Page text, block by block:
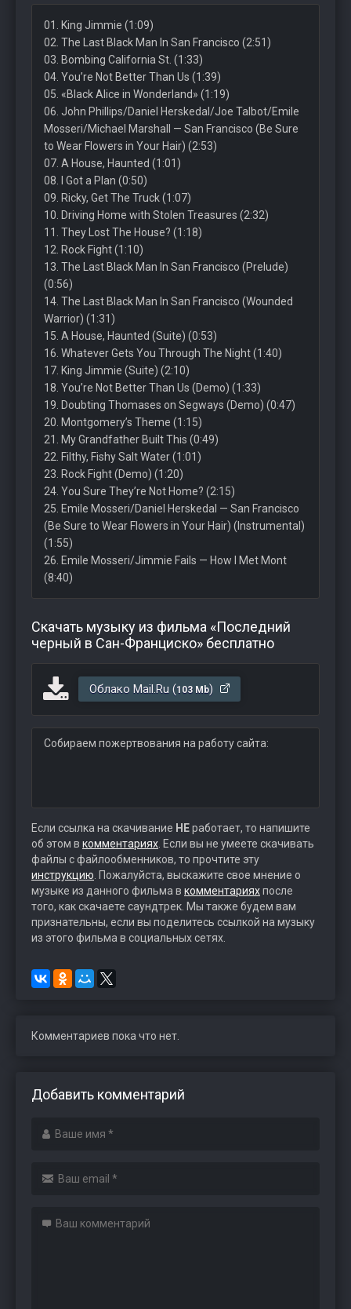
01. King Jimmie (1:09)
02. The Last Black Man In San Francisco (2:51)
03. Bombing California St. (1:33)
04. You’re Not Better Than Us (1:39)
05. «Black Alice in Wonderland» (1:19)
06. John Phillips/Daniel Herskedal/Joe Talbot/Emile
Mosseri/Michael Marshall — San Francisco (Be Sure
to Wear Flowers in Your Hair) (2:53)
07. A House, Haunted (1:01)
08. I Got a Plan (0:50)
09. Ricky, Get The Truck (1:07)
10. Driving Home with Stolen Treasures (2:32)
11. They Lost The House? (1:18)
12. Rock Fight (1:10)
13. The Last Black Man In San Francisco (Prelude)
(0:56)
14. The Last Black Man In San Francisco (Wounded
Warrior) (1:31)
15. A House, Haunted (Suite) (0:53)
16. Whatever Gets You Through The Night (1:40)
17. King Jimmie (Suite) (2:10)
18. You’re Not Better Than Us (Demo) (1:33)
19. Doubting Thomases on Segways (Demo) (0:47)
20. Montgomery’s Theme (1:15)
21. My Grandfather Built This (0:49)
22. Filthy, Fishy Salt Water (1:01)
23. Rock Fight (Demo) (1:20)
24. You Sure They’re Not Home? (2:15)
25. Emile Mosseri/Daniel Herskedal — San Francisco
(Be Sure to Wear Flowers in Your Hair) (Instrumental)
(1:55)
26. Emile Mosseri/Jimmie Fails — How I Met Mont
(8:40)
Скачать музыку из фильма «Последний
черный в Сан-Франциско» бесплатно
Облако Mail.Ru (103 Mb)
Собираем пожертвования на работу сайта:
Если ссылка на скачивание НЕработает, то напишите
об этом в комментариях . Если вы не умеете скачивать
файлы с файлообменников, то прочтите эту
инструкцию . Пожалуйста, выскажите свое мнение о
музыке из данного фильма в комментарияхпосле
того, как скачаете саундтрек. Мы также будем вам
признательны, если вы поделитесь ссылкой на музыку
из этого фильма в социальных сетях.
Комментариев пока что нет.
Добавить комментарий